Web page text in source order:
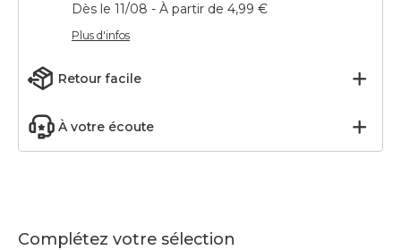
Dès le 11/08 - À partir de 4,99 €
Plus d'infos
Retour facile
À votre écoute
Complétez votre sélection